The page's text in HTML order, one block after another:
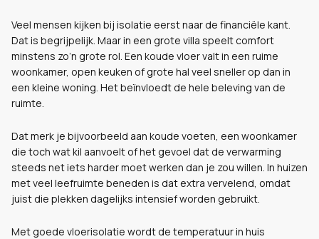
Veel mensen kijken bij isolatie eerst naar de financiële kant.
Dat is begrijpelijk. Maar in een grote villa speelt comfort
minstens zo’n grote rol. Een koude vloer valt in een ruime
woonkamer, open keuken of grote hal veel sneller op dan in
een kleine woning. Het beïnvloedt de hele beleving van de
ruimte.
Dat merk je bijvoorbeeld aan koude voeten, een woonkamer
die toch wat kil aanvoelt of het gevoel dat de verwarming
steeds net iets harder moet werken dan je zou willen. In huizen
met veel leefruimte beneden is dat extra vervelend, omdat
juist die plekken dagelijks intensief worden gebruikt.
Met goede vloerisolatie wordt de temperatuur in huis